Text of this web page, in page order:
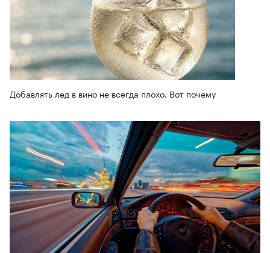
Добавлять лед в вино не всегда плохо. Вот почему